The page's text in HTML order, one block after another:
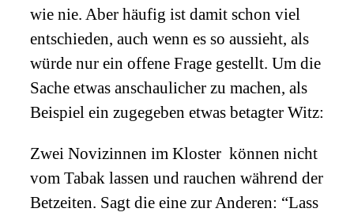
wie nie. Aber häufig ist damit schon viel
entschieden, auch wenn es so aussieht, als
würde nur ein offene Frage gestellt. Um die
Sache etwas anschaulicher zu machen, als
Beispiel ein zugegeben etwas betagter Witz:
Zwei Novizinnen im Kloster können nicht
vom Tabak lassen und rauchen während der
Betzeiten. Sagt die eine zur Anderen: “Lass